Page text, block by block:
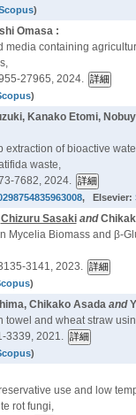
)
Omasa :
containing
27965, 2024.
)
Kanako Etomi,
of bioactive
waste,
7682, 2024.
, Elsevier:
Chizuru Sasakiand
Mycelia Biomass and β-
3141, 2023.
)
Chikako Asadaand
and wheat straw
3339, 2021.
)
use and low
rot fungi,